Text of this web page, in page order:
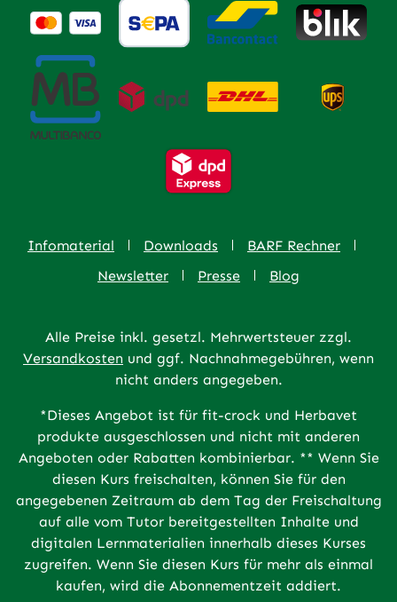
Infomaterial Downloads
BARF Rechner
Newsletter
Presse Blog
Alle Preise inkl. gesetzl. Mehrwertsteuer zzgl.
Versandkosten und ggf. Nachnahmegebühren, wenn
nicht anders angegeben.
*Dieses Angebot ist für fit-crock und Herbavet
produkte ausgeschlossen und nicht mit anderen
Angeboten oder Rabatten kombinierbar. ** Wenn Sie
diesen Kurs freischalten, können Sie für den
angegebenen Zeitraum ab dem Tag der Freischaltung
auf alle vom Tutor bereitgestellten Inhalte und
digitalen Lernmaterialien innerhalb dieses Kurses
zugreifen. Wenn Sie diesen Kurs für mehr als einmal
kaufen, wird die Abonnementzeit addiert.